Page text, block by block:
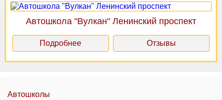
Автошкола "Вулкан" Ленинский проспект
Подробнее Отзывы
Автошколы